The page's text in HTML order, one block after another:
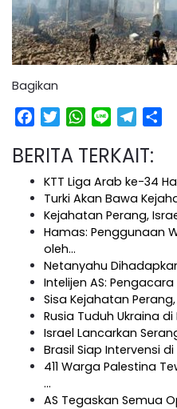
Bagikan
Facebook
TwitterWhatsApp
Line
BERITA TERKAIT:
KTT Liga Arab ke-34
Turki Akan Bawa
Kejahatan Perang,
Hamas: Penggunaan
oleh…
Netanyahu
Intelijen AS:
Sisa Kejahatan
Rusia Tuduh Ukraina
Israel Lancarkan
Brasil Siap Intervensi
411 Warga Palestina
…
AS Tegaskan Semua